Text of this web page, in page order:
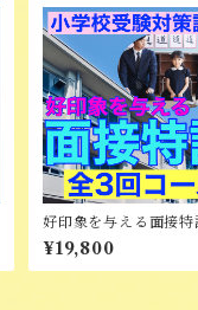
好印象を与える面接特
【全3回コース】
¥19,800